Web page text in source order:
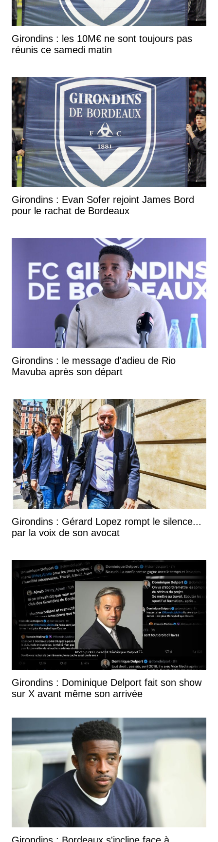
Girondins : les 10M€ ne sont toujours pas
réunis ce samedi matin
Girondins : Evan Sofer rejoint James Bord
pour le rachat de Bordeaux
Girondins : le message d'adieu de Rio
Mavuba après son départ
Girondins : Gérard Lopez rompt le silence...
par la voix de son avocat
Girondins : Dominique Delport fait son show
sur X avant même son arrivée